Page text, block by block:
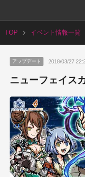
TOP イベント情報一覧
アップデート 2018/03/27
ニューフェイス